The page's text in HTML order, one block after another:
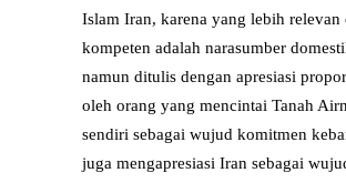
Islam Iran, karena yang lebih relevan
kompeten adalah narasumber
namun ditulis dengan apresiasi
oleh orang yang mencintai Tanah
sendiri sebagai wujud komitmen
juga mengapresiasi Iran sebagai